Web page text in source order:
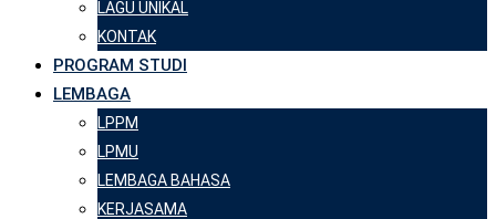
LAGU UNIKAL
KONTAK
PROGRAM STUDI
LEMBAGA
LPPM
LPMU
LEMBAGA BAHASA
KERJASAMA